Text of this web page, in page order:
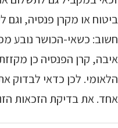
ביטוח או מקרן פנסיה, וגם
חשוב: כשאי-הכושר נובע
איבה, קרן הפנסיה כן
הלאומי. לכן כדאי לבדוק
אחד. את בדיקת הזכאות